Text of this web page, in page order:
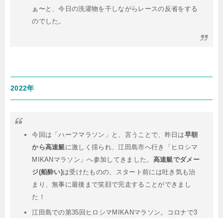
ぁ〜と、今日の洗濯物を干しながらレースの反省をする
のでした。
2022年
今回は「ハーフマラソン」と、言うことで、昨日は早朝
から高速艇に激しく揺られ、江田島市へ行き「ヒロシマ
MIKANマラソン」へ参加してきました。 高速艇でダメー
ジ(船酔い)は受けたものの、スタート前には吐き気も治
まり、無事に最後まで笑顔で完走することができまし
た！
江田島での第35回ヒロシマMIKANマラソン。コロナで3